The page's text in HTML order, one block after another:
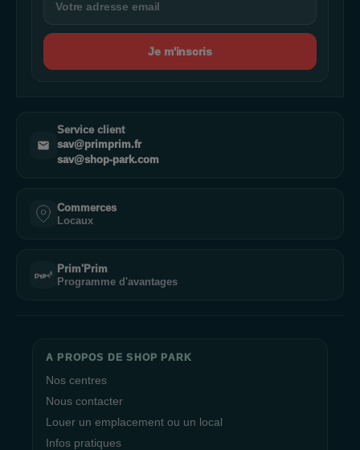
Je m'inscris
Service client
sav@primprim.fr
sav@shop-park.com
Commerces
Locaux
Prim'Prim
Programme d'avantages
A PROPOS DE SHOP PARK
Nos centres
Nous contacter
Louer un emplacement ou un local
Infos pratiques